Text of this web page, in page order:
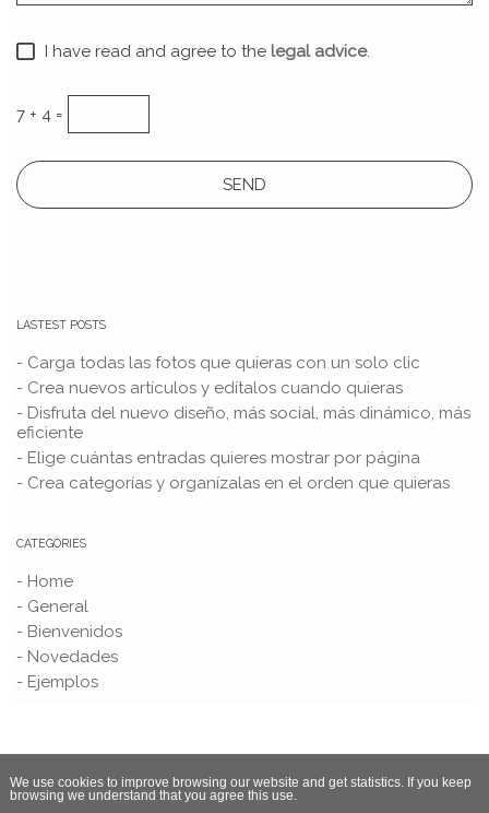
I have read and agree to the legal advice.
7 + 4 =
LASTEST POSTS
- Carga todas las fotos que quieras con un solo clic
- Crea nuevos artículos y edítalos cuando quieras
- Disfruta del nuevo diseño, más social, más dinámico, más
eficiente
- Elige cuántas entradas quieres mostrar por página
- Crea categorías y organízalas en el orden que quieras
CATEGORIES
- Home
- General
- Bienvenidos
- Novedades
- Ejemplos
We use cookies to improve browsing our website and get statistics. If you keep
browsing we understand that you agree this use.